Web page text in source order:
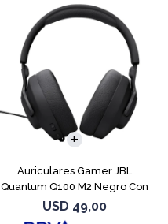
Auriculares Gamer JBL
Quantum Q100 M2 Negro Con
Micrófono
USD 49,00